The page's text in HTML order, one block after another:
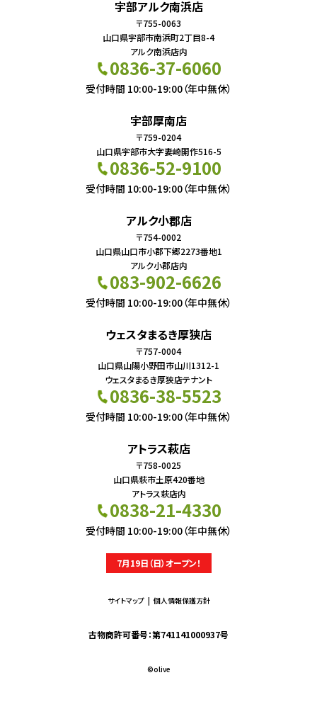
宇部アルク南浜店
〒755-0063
山口県宇部市南浜町2丁目8-4
アルク南浜店内
0836-37-6060
受付時間 10:00-19:00（年中無休）
宇部厚南店
〒759-0204
山口県宇部市大字妻崎開作516-5
0836-52-9100
受付時間 10:00-19:00（年中無休）
アルク小郡店
〒754-0002
山口県山口市小郡下郷2273番地1
アルク小郡店内
083-902-6626
受付時間 10:00-19:00（年中無休）
ウェスタまるき厚狭店
〒757-0004
山口県山陽小野田市山川1312-1
ウェスタまるき厚狭店テナント
0836-38-5523
受付時間 10:00-19:00（年中無休）
アトラス萩店
〒758-0025
山口県萩市土原420番地
アトラス萩店内
0838-21-4330
受付時間 10:00-19:00（年中無休）
7月19日（日）オープン！
サイトマップ 個人情報保護方針
古物商許可番号：第741141000937号
©︎olive